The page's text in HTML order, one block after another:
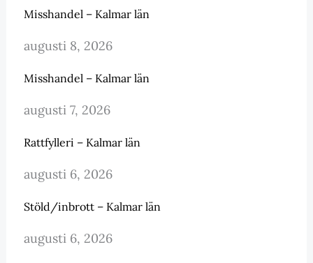
Misshandel – Kalmar län
augusti 8, 2026
Misshandel – Kalmar län
augusti 7, 2026
Rattfylleri – Kalmar län
augusti 6, 2026
Stöld/inbrott – Kalmar län
augusti 6, 2026